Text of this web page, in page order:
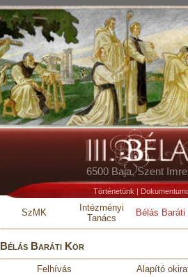
6500 Baja, Szent
Történetünk |
SzMK
Intézményi
Tanács
Bélás Baráti
Bélás Baráti Kör
Felhívás Alapító